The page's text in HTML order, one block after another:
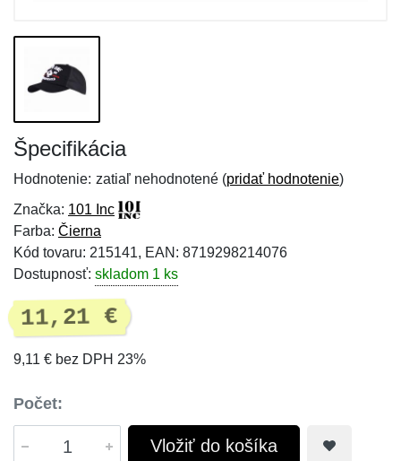
Špecifikácia
Hodnotenie: zatiaľ nehodnotené (pridať hodnotenie)
Značka: 101 Inc
Farba: Čierna
Kód tovaru: 215141, EAN: 8719298214076
Dostupnosť: skladom 1 ks
11,21 €
9,11 € bez DPH 23%
Počet:
Vložiť do košíka